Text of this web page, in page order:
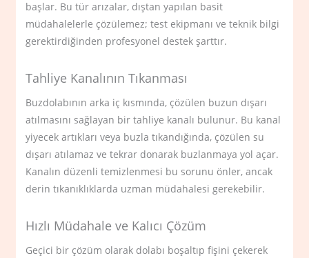
başlar. Bu tür arızalar, dıştan yapılan basit
müdahalelerle çözülemez; test ekipmanı ve teknik bilgi
gerektirdiğinden profesyonel destek şarttır.
Tahliye Kanalının Tıkanması
Buzdolabının arka iç kısmında, çözülen buzun dışarı
atılmasını sağlayan bir tahliye kanalı bulunur. Bu kanal
yiyecek artıkları veya buzla tıkandığında, çözülen su
dışarı atılamaz ve tekrar donarak buzlanmaya yol açar.
Kanalın düzenli temizlenmesi bu sorunu önler, ancak
derin tıkanıklıklarda uzman müdahalesi gerekebilir.
Hızlı Müdahale ve Kalıcı Çözüm
Geçici bir çözüm olarak dolabı boşaltıp fişini çekerek